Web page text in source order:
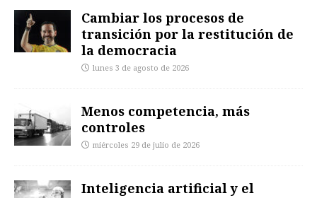
Cambiar los procesos de
transición por la restitución de
la democracia
lunes 3 de agosto de 2026
Menos competencia, más
controles
miércoles 29 de julio de 2026
Inteligencia artificial y el